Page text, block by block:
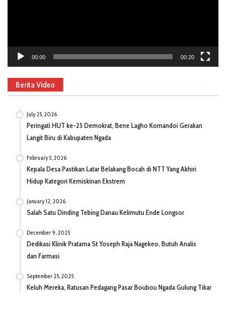
00:00 00:20
Berita Video
July 25, 2026
Peringati HUT ke-25 Demokrat, Bene Lagho Komandoi Gerakan
Langit Biru di Kabupaten Ngada
February 5, 2026
Kepala Desa Pastikan Latar Belakang Bocah di NTT Yang Akhiri
Hidup Kategori Kemiskinan Ekstrem
January 12, 2026
Salah Satu Dinding Tebing Danau Kelimutu Ende Longsor
December 9, 2025
Dedikasi Klinik Pratama St Yoseph Raja Nagekeo, Butuh Analis
dan Farmasi
September 25, 2025
Keluh Mereka, Ratusan Pedagang Pasar Boubou Ngada Gulung Tikar